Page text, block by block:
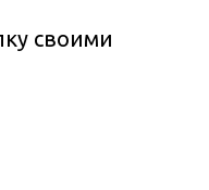
своими